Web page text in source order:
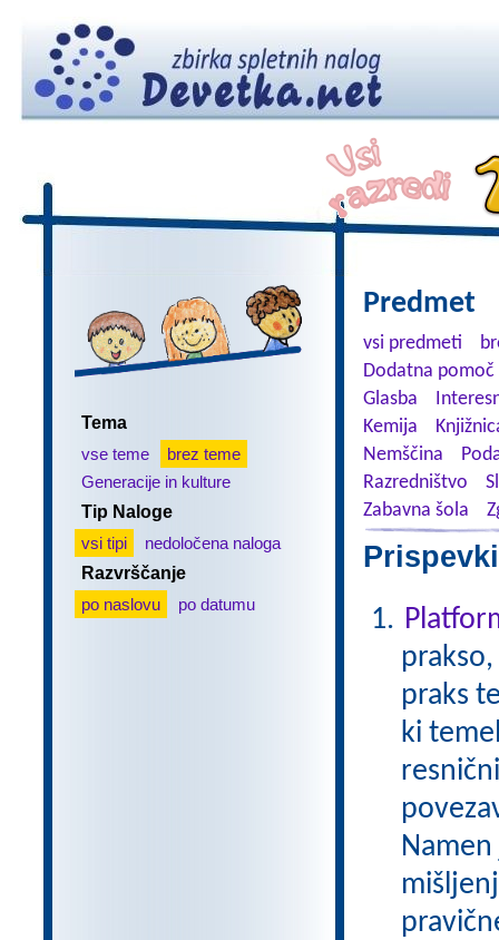
Tema
vse teme
brez teme
Generacije in kulture
Tip Naloge
vsi tipi
nedoločena naloga
Razvrščanje
po naslovu
po datumu
Predmet
vsi predmeti
Dodatna
Glasba
Kemija
Nemščina
Razredništvo
Zabavna šola
praks
ki